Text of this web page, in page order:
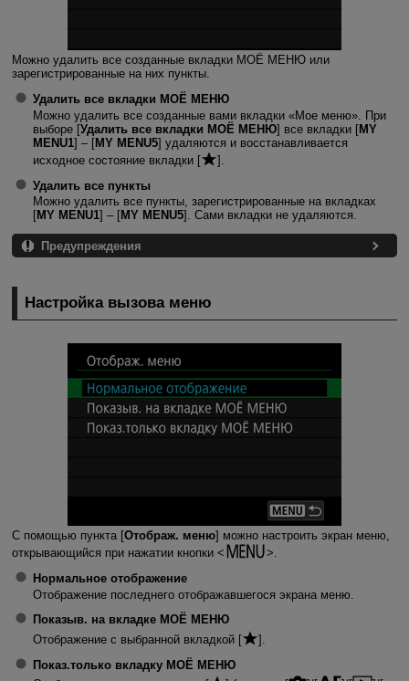
Можно удалить все созданные вкладки МОЁ МЕНЮ или
зарегистрированные на них пункты.
Удалить все вкладки МОЁ МЕНЮ
Можно удалить все созданные вами вкладки «Мое меню». При
выборе [Удалить все вкладки МОЁ МЕНЮ] все вкладки [MY
MENU1] – [MY MENU5] удаляются и восстанавливается
исходное состояние вкладки [
].
Удалить все пункты
Можно удалить все пункты, зарегистрированные на вкладках
[MY MENU1] – [MY MENU5]. Сами вкладки не удаляются.
Предупреждения
Настройка вызова меню
С помощью пункта [Отображ. меню] можно настроить экран меню,
открывающийся при нажатии кнопки
.
Нормальное отображение
Отображение последнего отображавшегося экрана меню.
Показыв. на вкладке МОЁ МЕНЮ
Отображение с выбранной вкладкой [
].
Показ.только вкладку МОЁ МЕНЮ